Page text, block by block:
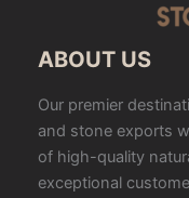
ABOUT US
Our premier
and stone exports
of high-quality
exceptional